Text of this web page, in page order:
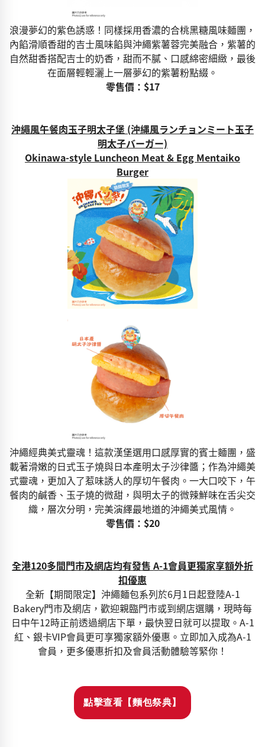
浪漫夢幻的紫色誘惑！同樣採用香濃的合桃黑糖風味麵團，
內餡滑順香甜的吉士風味餡與沖繩紫薯蓉完美融合，紫薯的
自然甜香搭配吉士的奶香，甜而不膩、口感綿密細緻，最後
在面層輕輕灑上一層夢幻的紫薯粉點綴。
零售價：$17
沖繩風午餐肉玉子明太子堡 (沖縄風ランチョンミート玉子
明太子バーガー)
Okinawa-style Luncheon Meat & Egg Mentaiko
Burger
沖繩經典美式靈魂！這款漢堡選用口感厚實的賓士麵團，盛
載著滑嫩的日式玉子燒與日本產明太子沙律醬；作為沖繩美
式靈魂，更加入了惹味誘人的厚切午餐肉。一大口咬下，午
餐肉的鹹香、玉子燒的微甜，與明太子的微辣鮮味在舌尖交
織，層次分明，完美演繹最地道的沖繩美式風情。
零售價：$20
全港120多間門市及網店均有發售 A-1會員更獨家享額外折
扣優惠
全新【期間限定】沖繩麵包系列於6月1日起登陸A-1
Bakery門市及網店，歡迎親臨門市或到網店選購，現時每
日中午12時正前透過網店下單，最快翌日就可以提取。A-1
紅、銀卡VIP會員更可享獨家額外優惠。立即加入成為A-1
會員，更多優惠折扣及會員活動體驗等緊你！
點擊查看【麵包祭典】